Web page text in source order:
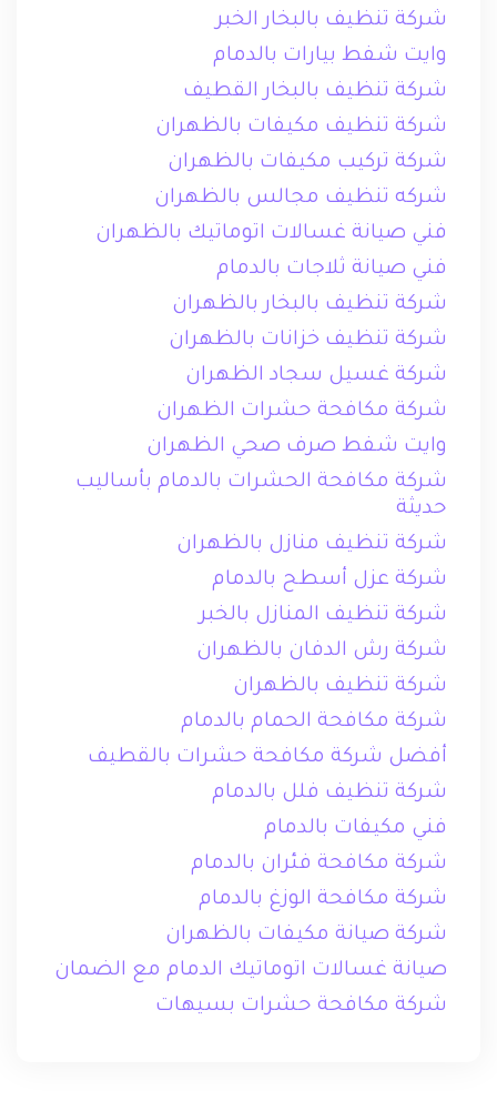
شركة تنظيف بالبخار الخبر
وايت شفط بيارات بالدمام
شركة تنظيف بالبخار القطيف
شركة تنظيف مكيفات بالظهران
شركة تركيب مكيفات بالظهران
شركه تنظيف مجالس بالظهران
فني صيانة غسالات اتوماتيك بالظهران
فني صيانة ثلاجات بالدمام
شركة تنظيف بالبخار بالظهران
شركة تنظيف خزانات بالظهران
شركة غسيل سجاد الظهران
شركة مكافحة حشرات الظهران
وايت شفط صرف صحي الظهران
شركة مكافحة الحشرات بالدمام بأساليب
حديثة
شركة تنظيف منازل بالظهران
شركة عزل أسطح بالدمام
شركة تنظيف المنازل بالخبر
شركة رش الدفان بالظهران
شركة تنظيف بالظهران
شركة مكافحة الحمام بالدمام
أفضل شركة مكافحة حشرات بالقطيف
شركة تنظيف فلل بالدمام
فني مكيفات بالدمام
شركة مكافحة فئران بالدمام
شركة مكافحة الوزغ بالدمام
شركة صيانة مكيفات بالظهران
صيانة غسالات اتوماتيك الدمام مع الضمان
شركة مكافحة حشرات بسيهات